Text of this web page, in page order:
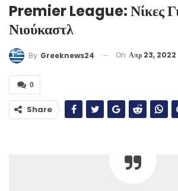
Premier League: Νίκες
Νιούκαστλ
By Greeknews24 On Απρ 23, 2022
0
Share